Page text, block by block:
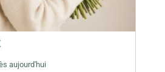
aujourd'hui